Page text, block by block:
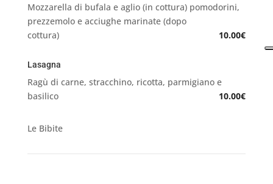
Mozzarella di bufala e aglio (in cottura) pomodorini,
prezzemolo e acciughe marinate (dopo
cottura)
10.00€
Lasagna
Ragù di carne, stracchino, ricotta, parmigiano e
basilico
10.00€
Le Bibite